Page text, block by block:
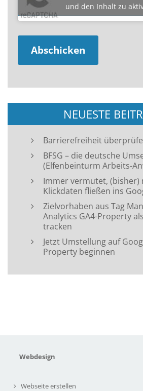
und den Inhalt zu
NEUESTE
Barrierefreiheit
BFSG – die deutsche
(Elfenbeinturm Arbeits-
Immer vermutet, (bisher)
Klickdaten fließen ins
Zielvorhaben aus Tag
Analytics GA4-Property
tracken
Jetzt Umstellung auf
Property beginnen
Webdesign
Webseite erstellen